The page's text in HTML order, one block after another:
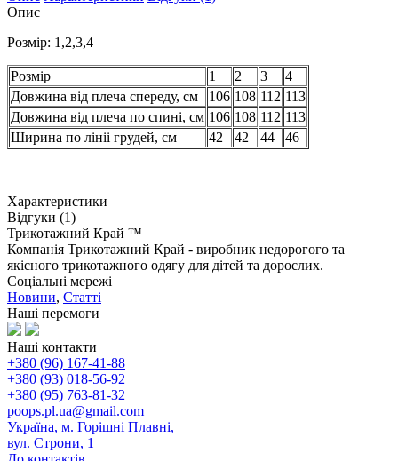
Опис
Розмір: 1,2,3,4
Розмір 1 2 3
4
Довжина від плеча спереду, см
106 108 112 113
Довжина від плеча по спині, см 106 108 112 113
Ширина по лініі грудей, см
42 42 44 46
Характеристики
Відгуки (1)
Трикотажний Край ™
Компанія Трикотажний Край - виробник недорогого та
якісного трикотажного одягу для дітей та дорослих.
Соціальні мережі
Новини, Статті
Наші перемоги
Наші контакти
+380 (96) 167-41-88
+380 (93) 018-56-92
+380 (95) 763-81-32
poops.pl.ua@gmail.com
Україна, м. Горішні Плавні,
вул. Строни, 1